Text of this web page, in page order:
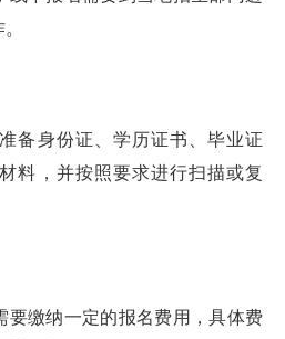
备身份证、学历证书、毕业证
料，并按照要求进行扫描或复
要缴纳一定的报名费用，具体费